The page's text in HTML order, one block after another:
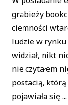
grabieży
ciemności
ludzie w
widział, nikt
nie czytałem
postacią, którą
pojawiała się ...